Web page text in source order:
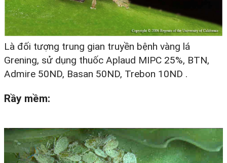
Là đối tượng trung gian truyền bệnh vàng lá
Grening, sử dụng thuốc Aplaud MIPC 25%, BTN,
Admire 50ND, Basan 50ND, Trebon 10ND .
Rầy mềm: